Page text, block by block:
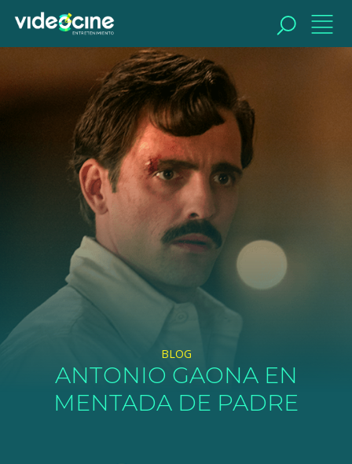
BLOG
ANTONIO GAONA EN
MENTADA DE PADRE